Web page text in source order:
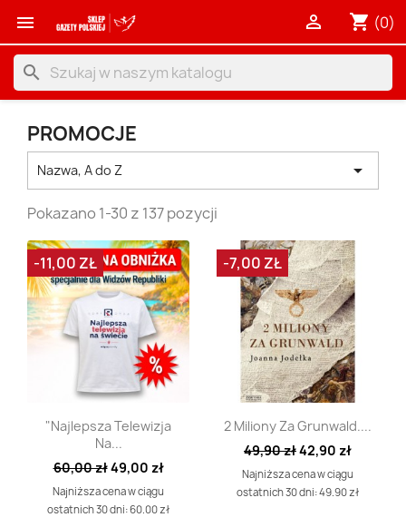
 shopping_cart (0)

search
PROMOCJE
Nazwa, A do Z 
Pokazano 1-30 z 137 pozycji
Szybki podgląd
"Najlepsza Telewizja
Na...
60,00 zł49,00 zł
Najniższa cena w ciągu
ostatnich 30 dni: 60.00 zł
-11,00 ZŁ
Szybki podgląd
2 Miliony Za Grunwald....
49,90 zł42,90 zł
Najniższa cena w ciągu
ostatnich 30 dni: 49.90 zł
-7,00 ZŁ